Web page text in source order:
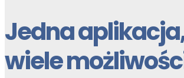
Jedna
wiele